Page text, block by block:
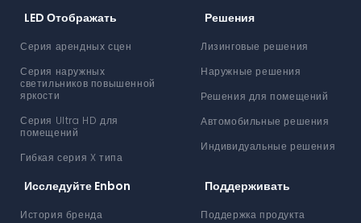
LED Отображать
Серия арендных сцен
Серия наружных
светильников повышенной
яркости
Серия Ultra HD для
помещений
Гибкая серия X типа
Решения
Лизинговые решения
Наружные решения
Решения для помещений
Автомобильные решения
Индивидуальные решения
Исследуйте Enbon
История бренда
Поддерживать
Поддержка продукта